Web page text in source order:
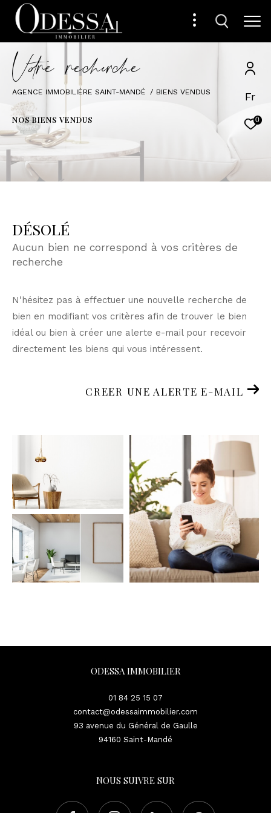
Fr
0
Vore recece
AGENCE IMMOBILIÈRE SAINT-MANDÉ BIENS VENDUS
NOS BIENS VENDUS
DÉSOLÉ
Aucun bien ne correspond à vos critères de
recherche
N'hésitez pas à effectuer une nouvelle recherche de
bien en modifiant vos critères afin de trouver le bien
idéal ou bien à créer une alerte e-mail pour recevoir
directement les biens qui vous intéressent.
CREER UNE ALERTE E-MAIL
ODESSA IMMOBILIER
01 84 25 15 07
contact@odessaimmobilier.com
93 avenue du Général de Gaulle
94160
Saint-Mandé
NOUS SUIVRE SUR